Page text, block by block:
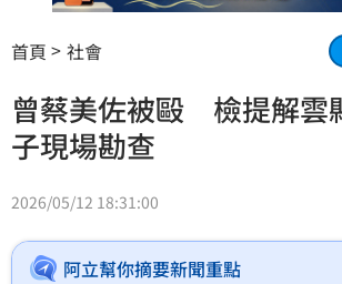
首頁 社會
曾蔡美佐被毆 檢提解雲
子現場勘查
2026/05/12 18:31:00
阿立幫你摘要新聞重點